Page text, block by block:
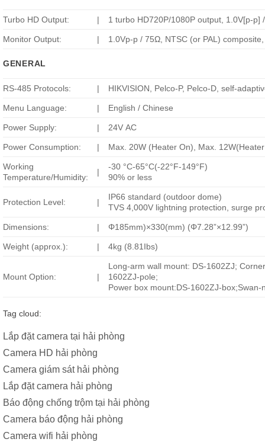
Turbo HD Output: | 1 turbo HD720P/1080P output, 1.0V[p-
Monitor Output: | 1.0Vp-p / 75Ω, NTSC (or PAL)
GENERAL
RS-485 Protocols: | HIKVISION, Pelco-P, Pelco-D, self-
Menu Language: | English / Chinese
Power Supply: | 24V AC
Power Consumption: | Max. 20W (Heater On), Max.
Working
Temperature/Humidity:
|
-30 °C-65°C(-22°F-149°F)
90% or less
Protection Level: |
IP66 standard (outdoor dome)
TVS 4,000V lightning protection, surge
Dimensions: | Φ185mm)×330(mm) (Φ7.28”×12.99”)
Weight (approx.): | 4kg (8.81Ibs)
Mount Option: |
Long-arm wall mount: DS-1602ZJ;
1602ZJ-pole;
Power box mount:DS-1602ZJ-
Tag cloud:
Lắp đặt camera tại hải phòng
Camera HD hải phòng
Camera giám sát hải phòng
Lắp đặt camera hải phòng
Báo động chống trộm tại hải phòng
Camera báo động hải phòng
Camera wifi hải phòng